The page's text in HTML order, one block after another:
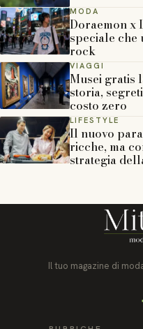
MODA
Doraemon x
speciale che
rock
VIAGGI
Musei gratis
storia,
costo zero
LIFESTYLE
Il nuovo
ricche, ma
strategia
Il tuo magazine di